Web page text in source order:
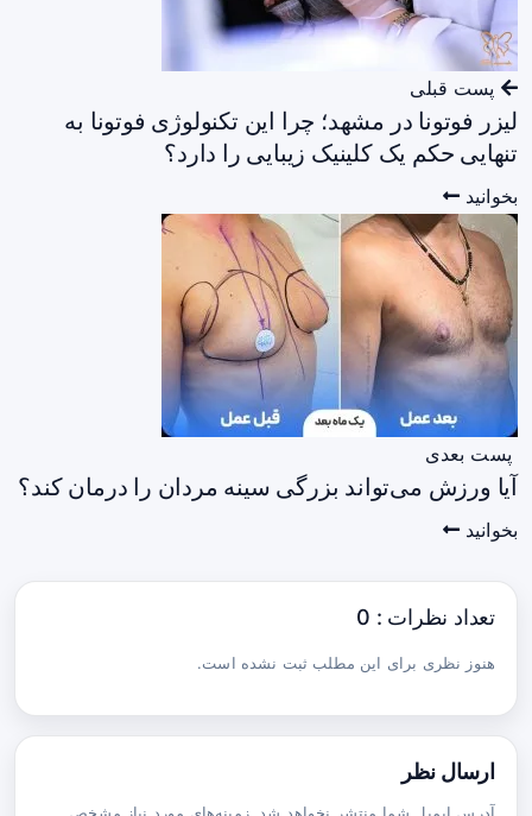
پست قبلی
لیزر فوتونا در مشهد؛ چرا این تکنولوژی فوتونا به
تنهایی حکم یک کلینیک زیبایی را دارد؟
بخوانید
پست بعدی
آیا ورزش می‌تواند بزرگی سینه مردان را درمان کند؟
بخوانید
تعداد نظرات : 0
هنوز نظری برای این مطلب ثبت نشده است.
ارسال نظر